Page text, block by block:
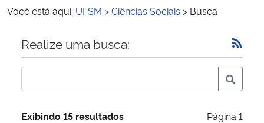
Ministério das Relações Exteriores
Ministério da Economia
Ministério da Infraestrutura
Você está aqui: UFSM >Ciências Sociais > Busca
Início do conteúdo
Realize uma busca:
Exibindo 15 resultados Página 1